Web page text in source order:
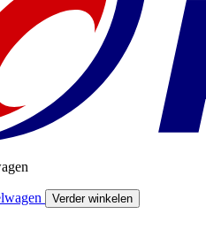
Verder winkelen